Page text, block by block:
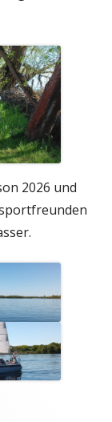
2026 und